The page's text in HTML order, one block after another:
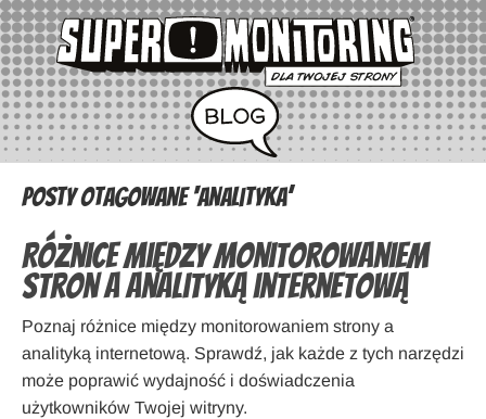
Posty otagowane ‘analityka’
Różnice między monitorowaniem
stron a analityką internetową
Poznaj różnice między monitorowaniem strony a
analityką internetową. Sprawdź, jak każde z tych narzędzi
może poprawić wydajność i doświadczenia
użytkowników Twojej witryny.